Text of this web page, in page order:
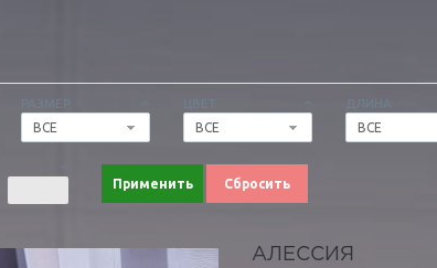
РАЗМЕР
ВСЕ
ЦВЕТ
ВСЕ
ДЛИНА
ВСЕ
Применить Сбросить
АЛЕССИЯ